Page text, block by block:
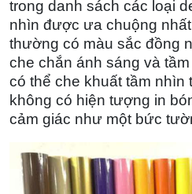
trong danh sách các loại
nhìn được ưa chuộng
thường có màu sắc đồng
che chắn ánh sáng và
có thể che khuất tầm nhìn
không có hiện tượng in
cảm giác như một bức